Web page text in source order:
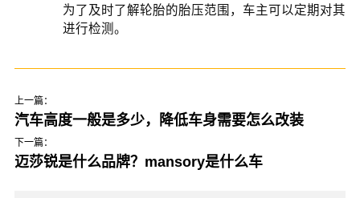
为了及时了解轮胎的胎压范围，车主可以定期对其
进行检测。
上一篇：
汽车高度一般是多少，降低车身需要怎么改装
下一篇：
迈莎锐是什么品牌？mansory是什么车